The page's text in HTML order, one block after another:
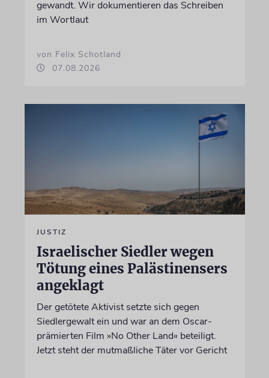
gewandt. Wir dokumentieren das Schreiben
im Wortlaut
von Felix Schotland
07.08.2026
JUSTIZ
Israelischer Siedler wegen
Tötung eines Palästinensers
angeklagt
Der getötete Aktivist setzte sich gegen
Siedlergewalt ein und war an dem Oscar-
prämierten Film »No Other Land« beteiligt.
Jetzt steht der mutmaßliche Täter vor Gericht